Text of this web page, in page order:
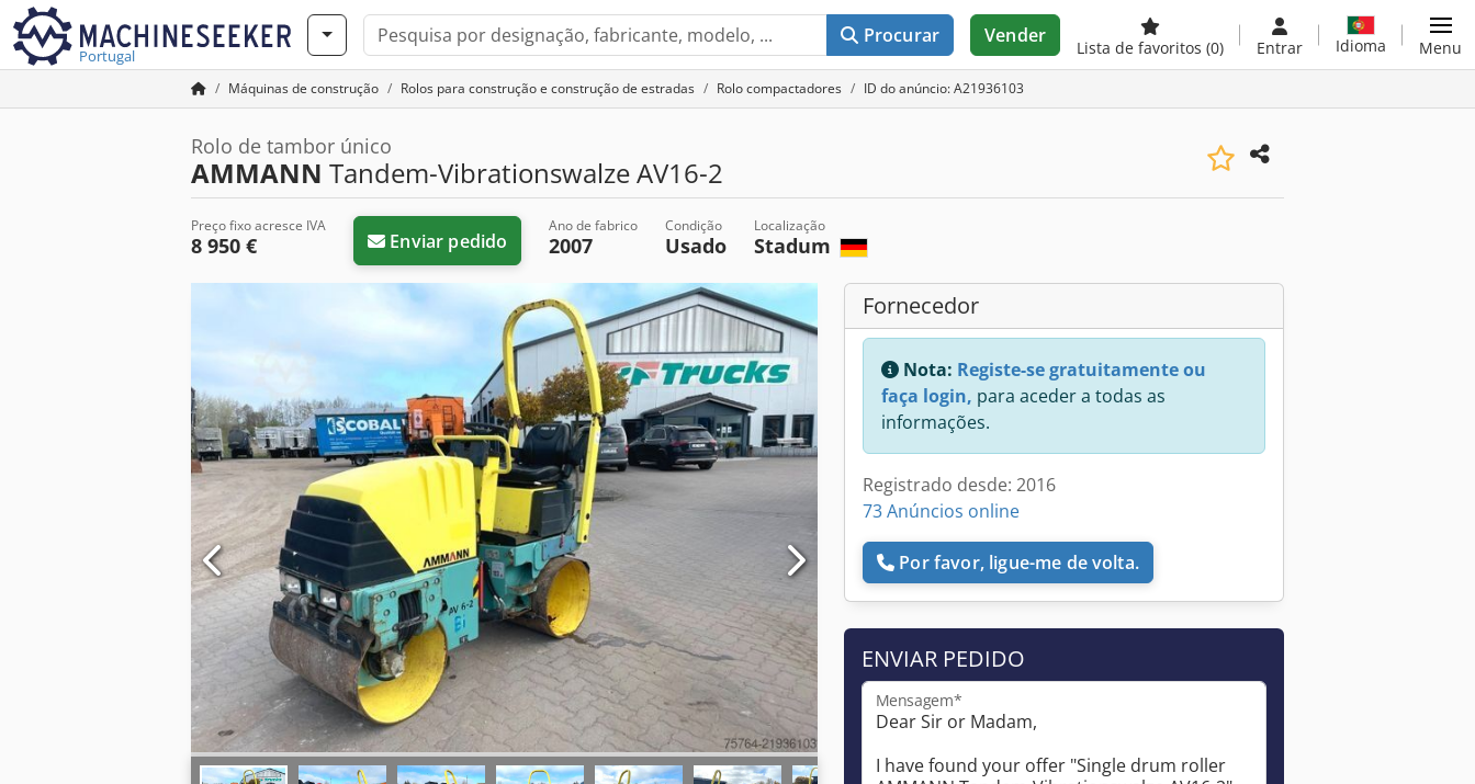
Portugal
Procurar Vender
Lista de favoritos (0) Entrar Idioma Menu
Máquinas de construção Rolos para construção e construção de estradas Rolo compactadores ID do anúncio: A21936103
Rolo de tambor único
AMMANN Tandem-Vibrationswalze AV16-2
Preço fixo acresce IVA
8 950 € Enviar pedido
Ano de fabrico
2007
Condição
Usado
Localização
Stadum
Fornecedor
Nota: Registe-se gratuitamente ou
faça login, para aceder a todas as
informações.
Registrado desde: 2016
73 Anúncios online
Por favor, ligue-me de volta.
ENVIAR PEDIDO
Mensagem*